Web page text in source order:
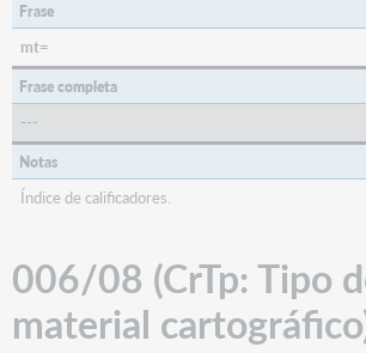
Frase
mt=
Frase completa
---
Notas
Índice de calificadores.
006/08 (CrTp: Tipo
material